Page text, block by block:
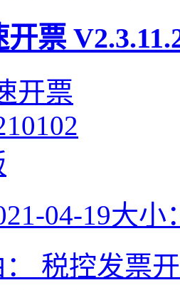
开票
04-19大小
税控发票